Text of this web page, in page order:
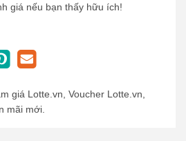
giá nếu bạn thấy hữu ích!
giá Lotte.vn, Voucher Lotte.vn,
mãi mới.